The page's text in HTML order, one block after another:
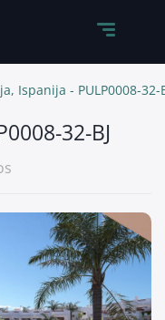
Ispanija - PULP0008-32-
32-BJ